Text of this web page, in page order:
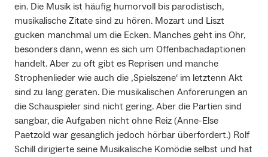
ein. Die Musik ist häufig humorvoll bis parodistisch,
musikalische Zitate sind zu hören. Mozart und Liszt
gucken manchmal um die Ecken. Manches geht ins Ohr,
besonders dann, wenn es sich um Offenbachadaptionen
handelt. Aber zu oft gibt es Reprisen und manche
Strophenlieder wie auch die ‚Spielszene‘ im letztenn Akt
sind zu lang geraten. Die musikalischen Anforerungen an
die Schauspieler sind nicht gering. Aber die Partien sind
sangbar, die Aufgaben nicht ohne Reiz (Anne-Else
Paetzold war gesanglich jedoch hörbar überfordert.) Rolf
Schill dirigierte seine Musikalische Komödie selbst und hat